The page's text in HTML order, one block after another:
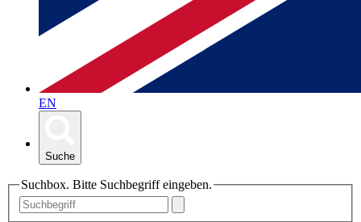
EN
Suche
Suchbox. Bitte Suchbegriff eingeben.